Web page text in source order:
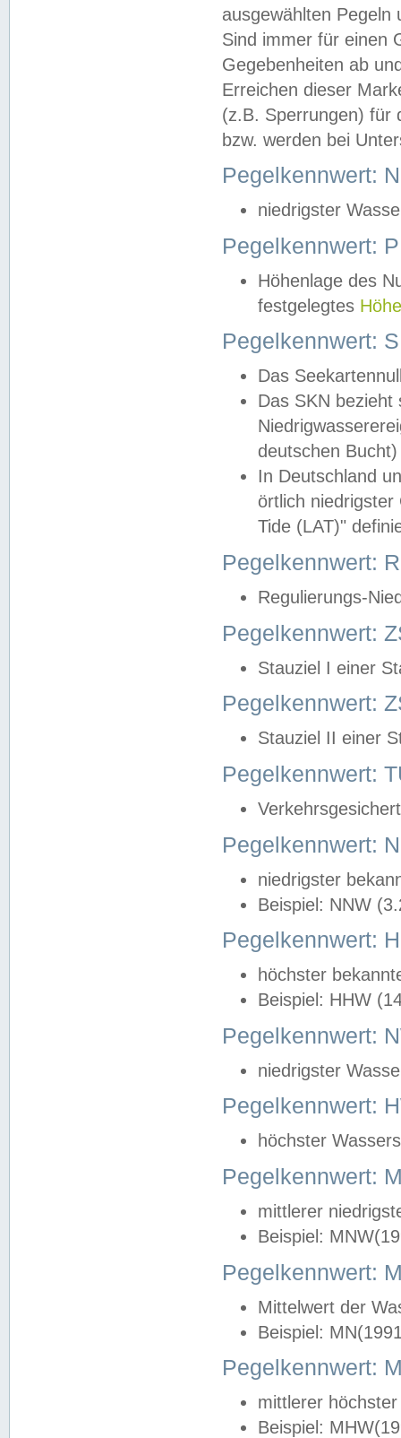
ausgewählten
Sind immer für einen
Gegebenheiten ab
Erreichen dieser
(z.B. Sperrungen) für
bzw. werden bei
Pegelkennwert:
niedrigster
Pegelkennwert:
Höhenlage des
festgelegtes
Pegelkennwert:
Das
Das SKN
deutschen
In Deutschland
örtlich
Tide (LAT)"
Pegelkennwert:
Regulierungs-
Pegelkennwert:
Stauziel I einer
Pegelkennwert:
Stauziel II einer
Pegelkennwert:
Pegelkennwert:
niedrigster
Beispiel: NNW
Pegelkennwert:
höchster
Beispiel: HHW
Pegelkennwert:
niedrigster
Pegelkennwert:
höchster
Pegelkennwert:
mittlerer
Beispiel:
Pegelkennwert:
Mittelwert der
Beispiel:
Pegelkennwert:
mittlerer
Beispiel: